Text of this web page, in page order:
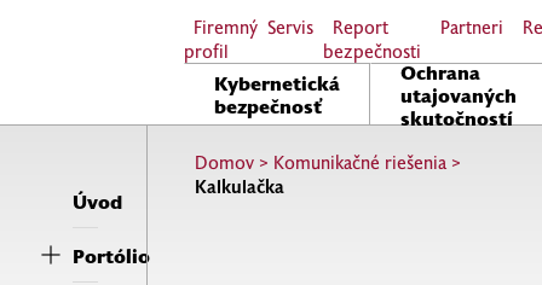
Firemný
profil
Servis
Report
bezpečnosti
Partneri
Kybernetická
bezpečnosť
Ochrana
utajovaných
skutočností
Domov> Komunikačné riešenia>
Kalkulačka
Úvod
Portólio